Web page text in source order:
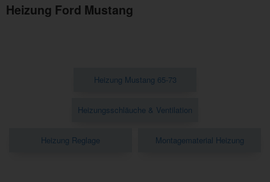
Heizung Ford Mustang
Heizung Mustang 65-73
Heizungsschläuche & Ventilation
Heizung Reglage Montagematerial Heizung